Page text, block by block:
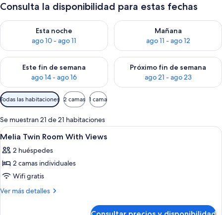
Consulta la disponibilidad para estas fechas
Esta noche
ago 10 - ago 11
Consulta la disponibilidad para esta noche, ago 10 - ago 11
Mañana
ago 11 - ago 12
Consulta la disponibilidad
Este fin de semana
ago 14 - ago 16
Consulta la disponibilidad para este fin de semana, ago 14 -
Próximo fin de semana
ago 21 - ago 23
Consulta la disponibilidad
Filtros
disponibles
para
las
habitaciones
Todas las habitaciones 2 camas 1 cama
Se muestran 21 de 21 habitaciones
Abrir
todas
las
fotos
de
Melia
Ropa de cama de alta calidad,
4
Melia Twin Room With Views
2 huéspedes
2 camas individuales
Wifi gratis
Ver más detalles
Más